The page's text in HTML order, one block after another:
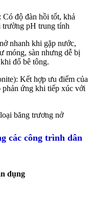
độ đàn hồi tốt, khả
trường pH trung tính
nhanh khi gặp nước,
móng, sàn nhưng dễ bị
đổ bê tông.
Kết hợp ưu điểm của
phản ứng khi tiếp xúc với
các công trình dân
dụng